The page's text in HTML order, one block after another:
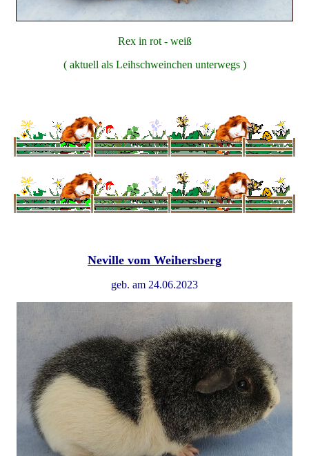
Rex in rot - weiß
( aktuell als Leihschweinchen unterwegs )
Neville vom Weihersberg
geb. am 24.06.2023